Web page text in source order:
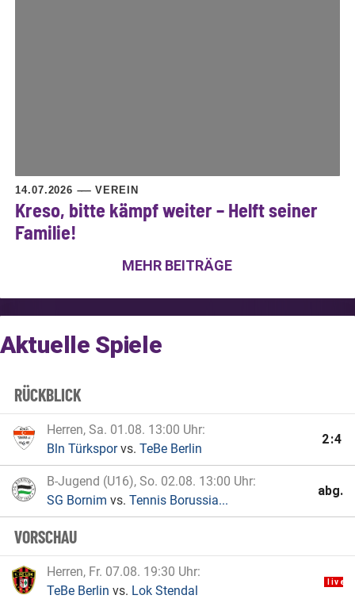
14.07.2026 VEREIN
Kreso, bitte kämpf weiter – Helft seiner
Familie!
MEHR BEITRÄGE
Aktuelle Spiele
RÜCKBLICK
Herren, Sa. 01.08. 13:00 Uhr
Bln Türksporvs. TeBe Berlin
2:4
B-Jugend (U16), So. 02.08. 13:00 Uhr
SG Bornim vs. Tennis Borussia...
abg.
VORSCHAU
Herren, Fr. 07.08. 19:30 Uhr
TeBe Berlin vs. Lok Stendal
live